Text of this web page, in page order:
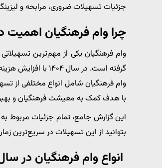
جزئیات تسهیلات ضروری، مرابحه و
چرا وام فرهنگیان اهمیت
وام فرهنگیان یکی از مهم‌ترین
گرفته است. در سال ۱۴۰۴ با افزایش هزینه‌های زندگی، اهمیت این وام‌ها دوچندان شده است.
وام فرهنگیان شامل انواع مختلفی از
با هدف کمک به معیشت فرهنگیان و
این گزارش جامع، تمام جزئیات مربوط
بتوانید از این تسهیلات در سریع‌ترین
انواع وام فرهنگیان در سال